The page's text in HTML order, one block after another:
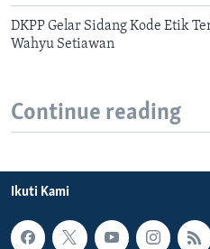
DKPP Gelar Sidang Kode Etik
Wahyu Setiawan
Continue reading
Ikuti Kami